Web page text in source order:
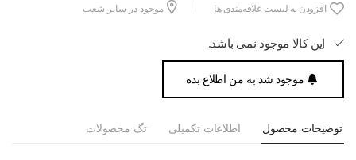
افزودن به لیست علاقه‌مندی ها موجود در سایر شعب
این کالا موجود نمی باشد.
موجود شد به من اطلاع بده
توضیحات محصول اطلاعات تکمیلی تگ محصولات